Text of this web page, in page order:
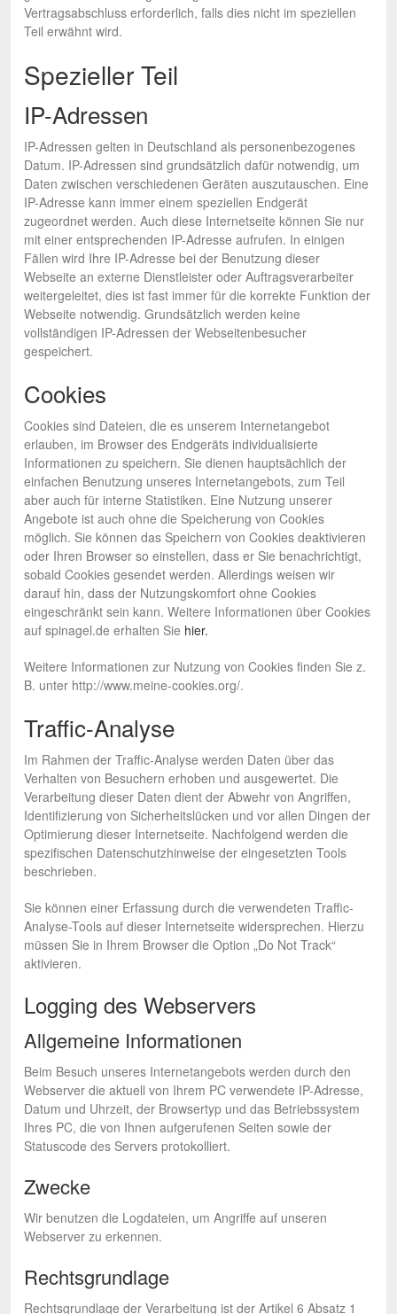
Vertragsabschluss erforderlich, falls dies nicht im speziellen
Teil erwähnt wird.
Spezieller Teil
IP-Adressen
IP-Adressen gelten in Deutschland als personenbezogenes
Datum. IP-Adressen sind grundsätzlich dafür notwendig, um
Daten zwischen verschiedenen Geräten auszutauschen. Eine
IP-Adresse kann immer einem speziellen Endgerät
zugeordnet werden. Auch diese Internetseite können Sie nur
mit einer entsprechenden IP-Adresse aufrufen. In einigen
Fällen wird Ihre IP-Adresse bei der Benutzung dieser
Webseite an externe Dienstleister oder Auftragsverarbeiter
weitergeleitet, dies ist fast immer für die korrekte Funktion der
Webseite notwendig. Grundsätzlich werden keine
vollständigen IP-Adressen der Webseitenbesucher
gespeichert.
Cookies
Cookies sind Dateien, die es unserem Internetangebot
erlauben, im Browser des Endgeräts individualisierte
Informationen zu speichern. Sie dienen hauptsächlich der
einfachen Benutzung unseres Internetangebots, zum Teil
aber auch für interne Statistiken. Eine Nutzung unserer
Angebote ist auch ohne die Speicherung von Cookies
möglich. Sie können das Speichern von Cookies deaktivieren
oder Ihren Browser so einstellen, dass er Sie benachrichtigt,
sobald Cookies gesendet werden. Allerdings weisen wir
darauf hin, dass der Nutzungskomfort ohne Cookies
eingeschränkt sein kann. Weitere Informationen über Cookies
auf spinagel.de erhalten Sie hier.
Weitere Informationen zur Nutzung von Cookies finden Sie z.
B. unter http://www.meine-cookies.org/.
Traffic-Analyse
Im Rahmen der Traffic-Analyse werden Daten über das
Verhalten von Besuchern erhoben und ausgewertet. Die
Verarbeitung dieser Daten dient der Abwehr von Angriffen,
Identifizierung von Sicherheitslücken und vor allen Dingen der
Optimierung dieser Internetseite. Nachfolgend werden die
spezifischen Datenschutzhinweise der eingesetzten Tools
beschrieben.
Sie können einer Erfassung durch die verwendeten Traffic-
Analyse-Tools auf dieser Internetseite widersprechen. Hierzu
müssen Sie in Ihrem Browser die Option „Do Not Track“
aktivieren.
Logging des Webservers
Allgemeine Informationen
Beim Besuch unseres Internetangebots werden durch den
Webserver die aktuell von Ihrem PC verwendete IP-Adresse,
Datum und Uhrzeit, der Browsertyp und das Betriebssystem
Ihres PC, die von Ihnen aufgerufenen Seiten sowie der
Statuscode des Servers protokolliert.
Zwecke
Wir benutzen die Logdateien, um Angriffe auf unseren
Webserver zu erkennen.
Rechtsgrundlage
Rechtsgrundlage der Verarbeitung ist der Artikel 6 Absatz 1